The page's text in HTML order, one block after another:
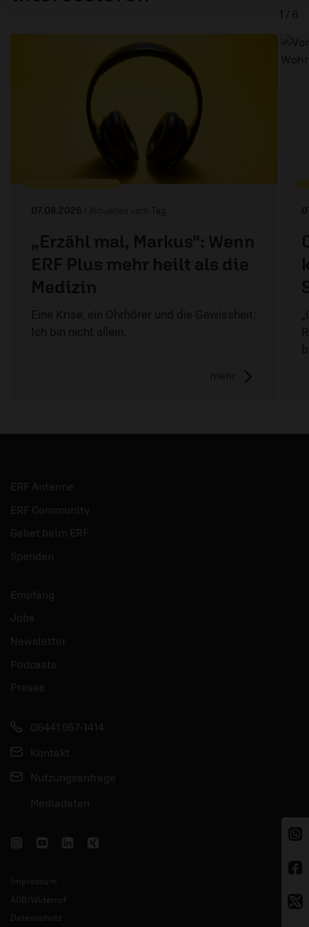
07.08.2026 / Aktuelles vom Tag
„Erzähl mal, Markus": Wenn
ERF Plus mehr heilt als die
Medizin
Eine Krise, ein Ohrhörer und die Gewissheit:
Ich bin nicht allein.
mehr
1 / 6
ERF Antenne
ERF Community
Gebet beim ERF
Spenden
Empfang
Jobs
Newsletter
Podcasts
Presse
06441 957-1414
Kontakt
Nutzungsanfrage
Mediadaten
Impressum
AGB/Widerruf
Datenschutz